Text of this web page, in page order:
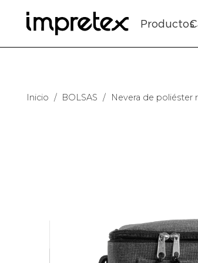
Productos
Inicio / BOLSAS / Nevera de poliéster